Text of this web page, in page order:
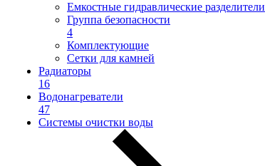
Емкостные гидравлические разделители
Группа безопасности
4
Комплектующие
Сетки для камней
Радиаторы
16
Водонагреватели
47
Системы очистки воды